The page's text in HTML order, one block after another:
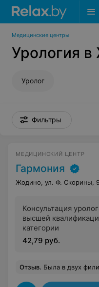
Медицинские центры
Урология
Уролог
Фильтры
МЕДИЦИНСКИЙ ЦЕНТР
Гармония
Жодино, ул. Ф. Скорины,
Консультация
высшей
категории
42,79 руб.
Отзыв. Была в двух филиалах медицинского центра Гармонии. В Жодино и